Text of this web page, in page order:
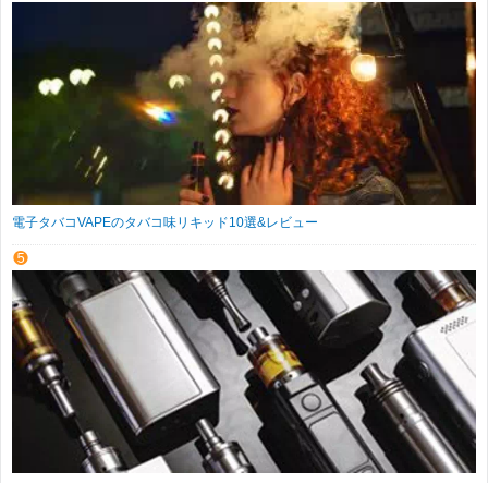
電子タバコVAPEのタバコ味リキッド10選&レビュー